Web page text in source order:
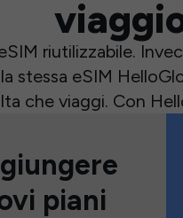
riutilizzabile.
stessa eSIM
che viaggi. Con
piani